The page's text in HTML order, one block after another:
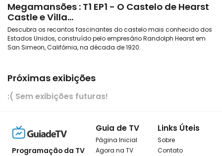
Megamansões : T1 EP1 - O Castelo de Hearst
Castle e Villa...
Descubra os recantos fascinantes do castelo mais conhecido dos
Estados Unidos, construído pelo empresário Randolph Hearst em
San Simeon, Califórnia, na década de 1920.
Próximas exibições
:( Sem exibições futuras!
Programação da TV
Guia de TV
Página Inicial
Agora na TV
Links Úteis
Sobre
Contato